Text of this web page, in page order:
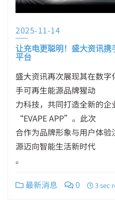
2025-11-14
让充电更聪明！盛大资讯
平台
盛大资讯再次展现其在数
手可再生能源品牌猩动
力科技，共同打造全新的
“EVAPE APP”。此次
合作为品牌形象与用户体
源迈向智能生活新时代
。
最新消息 0 3 sec